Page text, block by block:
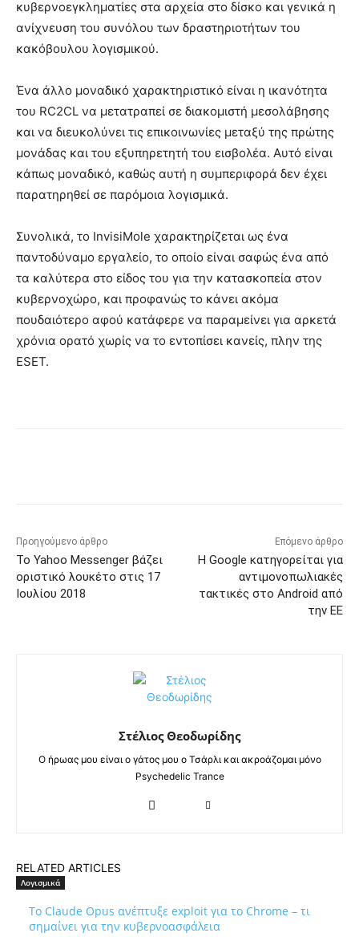
κυβερνοεγκληματίες στα αρχεία στο δίσκο και γενικά η
ανίχνευση του συνόλου των δραστηριοτήτων του
κακόβουλου λογισμικού.
Ένα άλλο μοναδικό χαρακτηριστικό είναι η ικανότητα
του RC2CL να μετατραπεί σε διακομιστή μεσολάβησης
και να διευκολύνει τις επικοινωνίες μεταξύ της πρώτης
μονάδας και του εξυπηρετητή του εισβολέα. Αυτό είναι
κάπως μοναδικό, καθώς αυτή η συμπεριφορά δεν έχει
παρατηρηθεί σε παρόμοια λογισμικά.
Συνολικά, το InvisiMole χαρακτηρίζεται ως ένα
παντοδύναμο εργαλείο, το οποίο είναι σαφώς ένα από
τα καλύτερα στο είδος του για την κατασκοπεία στον
κυβερνοχώρο, και προφανώς το κάνει ακόμα
πουδαιότερο αφού κατάφερε να παραμείνει για αρκετά
χρόνια ορατό χωρίς να το εντοπίσει κανείς, πλην της
ESET.
Προηγούμενο άρθρο
Το Yahoo Messenger βάζει
οριστικό λουκέτο στις 17
Ιουλίου 2018
Επόμενο άρθρο
Η Google κατηγορείται για
αντιμονοπωλιακές
τακτικές στο Android από
την ΕΕ
Στέλιος Θεοδωρίδης
Ο ήρωας μου είναι ο γάτος μου ο Τσάρλι και ακροάζομαι μόνο
Psychedelic Trance
RELATED ARTICLES
Λογισμικά
Το Claude Opus ανέπτυξε exploit για το Chrome – τι
σημαίνει για την κυβερνοασφάλεια